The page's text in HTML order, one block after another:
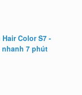
Color S7 -
7 phút